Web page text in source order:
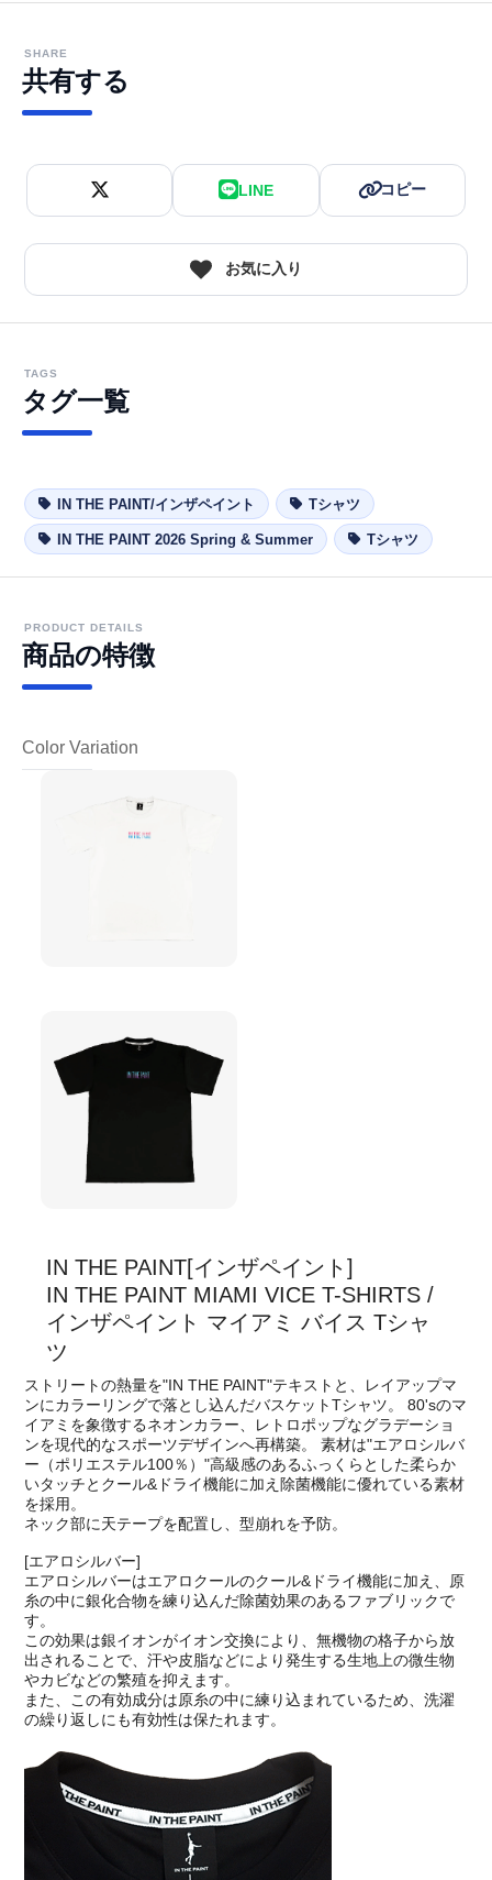
SHARE
共有する
LINE コピー
お気に入り
TAGS
タグ一覧
IN THE PAINT/インザペイント Tシャツ
IN THE PAINT 2026 Spring & Summer Tシャツ
PRODUCT DETAILS
商品の特徴
Color Variation
IN THE PAINT[インザペイント]
IN THE PAINT MIAMI VICE T-SHIRTS /
インザペイント マイアミ バイス Tシャ
ツ
ストリートの熱量を"IN THE PAINT"テキストと、レイアップマ
ンにカラーリングで落とし込んだバスケットTシャツ。 80'sのマ
イアミを象徴するネオンカラー、レトロポップなグラデーショ
ンを現代的なスポーツデザインへ再構築。 素材は"エアロシルバ
ー（ポリエステル100％）"高級感のあるふっくらとした柔らか
いタッチとクール&ドライ機能に加え除菌機能に優れている素材
を採用。
ネック部に天テープを配置し、型崩れを予防。
[エアロシルバー]
エアロシルバーはエアロクールのクール&ドライ機能に加え、原
糸の中に銀化合物を練り込んだ除菌効果のあるファブリックで
す。
この効果は銀イオンがイオン交換により、無機物の格子から放
出されることで、汗や皮脂などにより発生する生地上の微生物
やカビなどの繁殖を抑えます。
また、この有効成分は原糸の中に練り込まれているため、洗濯
の繰り返しにも有効性は保たれます。